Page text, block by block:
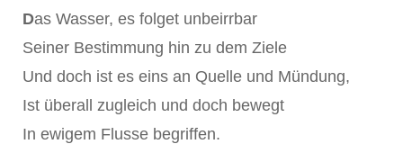
Das Wasser, es folget unbeirrbar
Seiner Bestimmung hin zu dem Ziele
Und doch ist es eins an Quelle und Mündung,
Ist überall zugleich und doch bewegt
In ewigem Flusse begriffen.